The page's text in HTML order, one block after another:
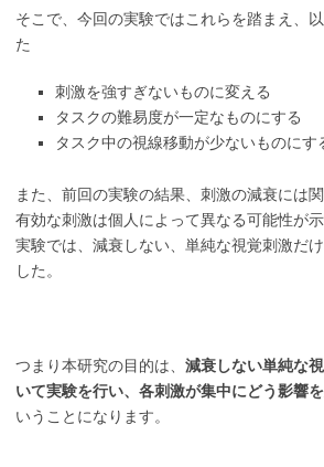
そこで、今回の実験ではこれらを踏まえ、
た
刺激を強すぎないものに変える
タスクの難易度が一定なものにする
タスク中の視線移動が少ないものにす
また、前回の実験の結果、刺激の減衰には
有効な刺激は個人によって異なる可能性が
実験では、減衰しない、単純な視覚刺激だ
した。
つまり本研究の目的は、 減衰しない単純な
いて実験を行い、各刺激が集中にどう影響
いうことになります。